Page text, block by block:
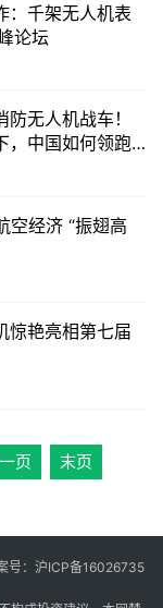
：千架无人机表
论坛
无人机战车！
，中国如何领跑
空经济 “振翅高
惊艳亮相第七届
页 末页
： 沪ICP备16026735